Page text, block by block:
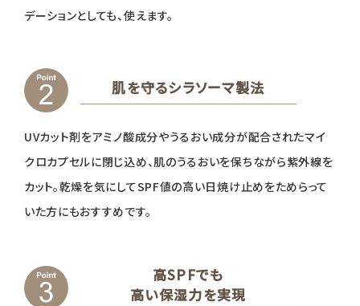
デーションとしても、使えます。
肌を守るシラソーマ製法
UVカット剤をアミノ酸成分やうるおい成分が配合されたマイ
クロカプセルに閉じ込め、肌のうるおいを保ちながら紫外線を
カット。乾燥を気にしてSPF値の高い日焼け止めをためらって
いた方にもおすすめです。
高SPFでも
高い保湿力を実現